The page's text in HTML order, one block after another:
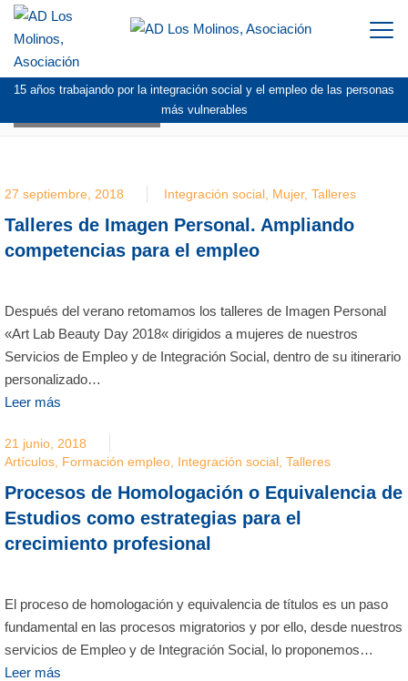
15 años trabajando por la integración social y el empleo de las personas
más vulnerables
27 septiembre, 2018 Integración social Mujer, Talleres
Talleres de Imagen Personal. Ampliando
competencias para el empleo
Después del verano retomamos los talleres de Imagen Personal
«Art Lab Beauty Day 2018« dirigidos a mujeres de nuestros
Servicios de Empleo y de Integración Social, dentro de su itinerario
personalizado…
Leer más
21 junio, 2018
Artículos Formación empleo Integración social Talleres
Procesos de Homologación o Equivalencia de
Estudios como estrategias para el
crecimiento profesional
El proceso de homologación y equivalencia de títulos es un paso
fundamental en las procesos migratorios y por ello, desde nuestros
servicios de Empleo y de Integración Social, lo proponemos…
Leer más